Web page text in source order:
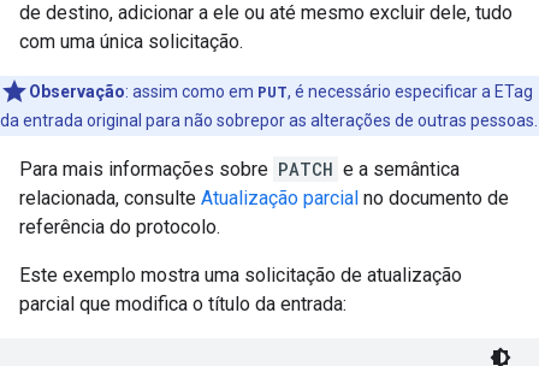
de destino, adicionar a ele ou até mesmo excluir dele, tudo
com uma única solicitação.
Observação: assim como em PUT, é necessário especificar a ETag
da entrada original para não sobrepor as alterações de outras pessoas.
Para mais informações sobre PATCH e a semântica
relacionada, consulte Atualização parcial no documento de
referência do protocolo.
Este exemplo mostra uma solicitação de atualização
parcial que modifica o título da entrada: